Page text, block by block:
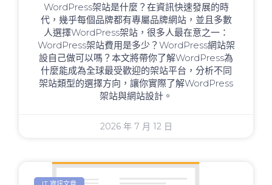
WordPress架站是什麼？在資訊快速發展的時
代，幾乎每個品牌都有專屬品牌網站，並且多數
人選擇WordPress架站，很多人最在意之一：
WordPress架站費用是多少？WordPress網站架
設自己做可以嗎？本文將帶你了解WordPress為
什麼能成為全球最受歡迎的架站平台，分析不同
架站類型的選擇方向，讓你實際了解WordPress
架站與網站設計。
2026 年 7 月 12 日